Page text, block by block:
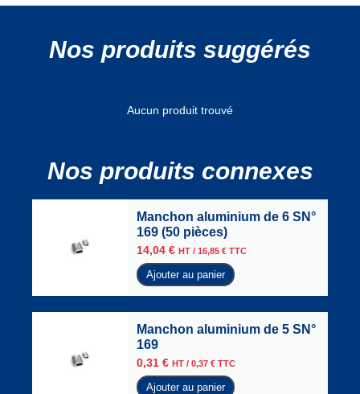
Nos produits suggérés
Aucun produit trouvé
Nos produits connexes
Manchon aluminium de 6 SN°
169 (50 pièces)
14,04 € HT / 16,85 € TTC
Ajouter au panier
Manchon aluminium de 5 SN°
169
0,31 € HT / 0,37 € TTC
Ajouter au panier